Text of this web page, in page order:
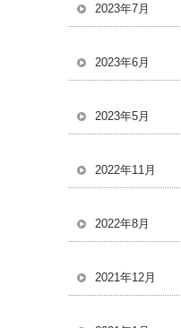
2023年7月
2023年6月
2023年5月
2022年11月
2022年8月
2021年12月